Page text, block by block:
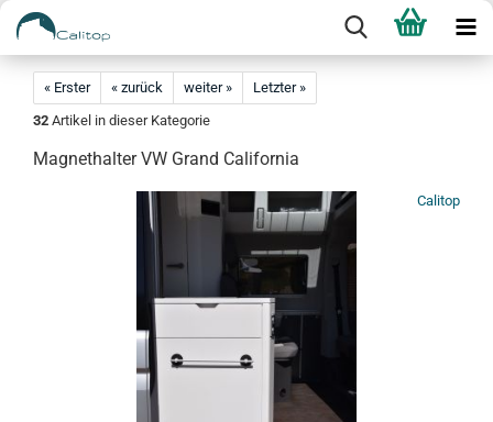
« Erster « zurück weiter »
Letzter »
32 Artikel in dieser Kategorie
Magnethalter VW Grand California
Calitop